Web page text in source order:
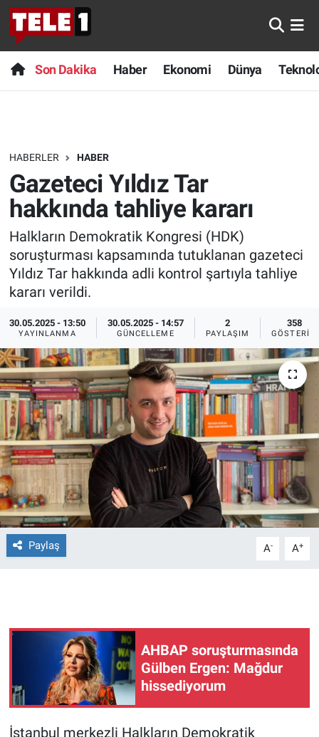
Son Dakika Haber Ekonomi Dünya
HABERLER HABER
Gazeteci Yıldız Tar
hakkında tahliye kararı
Halkların Demokratik Kongresi (HDK)
soruşturması kapsamında tutuklanan gazeteci
Yıldız Tar hakkında adli kontrol şartıyla tahliye
kararı verildi.
30.05.2025 - 13:50
YAYINLANMA
30.05.2025 - 14:57
GÜNCELLEME
2
PAYLAŞIM
358
GÖSTERIM
Paylaş A- A+
AHBAP soruşturmasında
Gülben Ergen: Mağdur
hissediyorum
İstanbul merkezli Halkların Demokratik
Anında Manşet
Başka Sohbetler
Bilim turu
Bilim ve Teknoloji Evreni
Doğa Konuşuyor
Dünya
Ege'den Esintiler
Eğitim
Eğlence
Ekonomi
Forum
Gerçeğin İzinde
Gün Ortası
Gündem Özel
Günün görüntüsü
Son Dakika
Haber
Dünya
Teknoloji
Sağlık
Spor
İletişim
Nöbetçi Eczaneler
Hava Durumu
Trafik Durumu
Süper Lig Puan Durumu ve Fikstür
Tüm Manşetler
Son Dakika Haberleri